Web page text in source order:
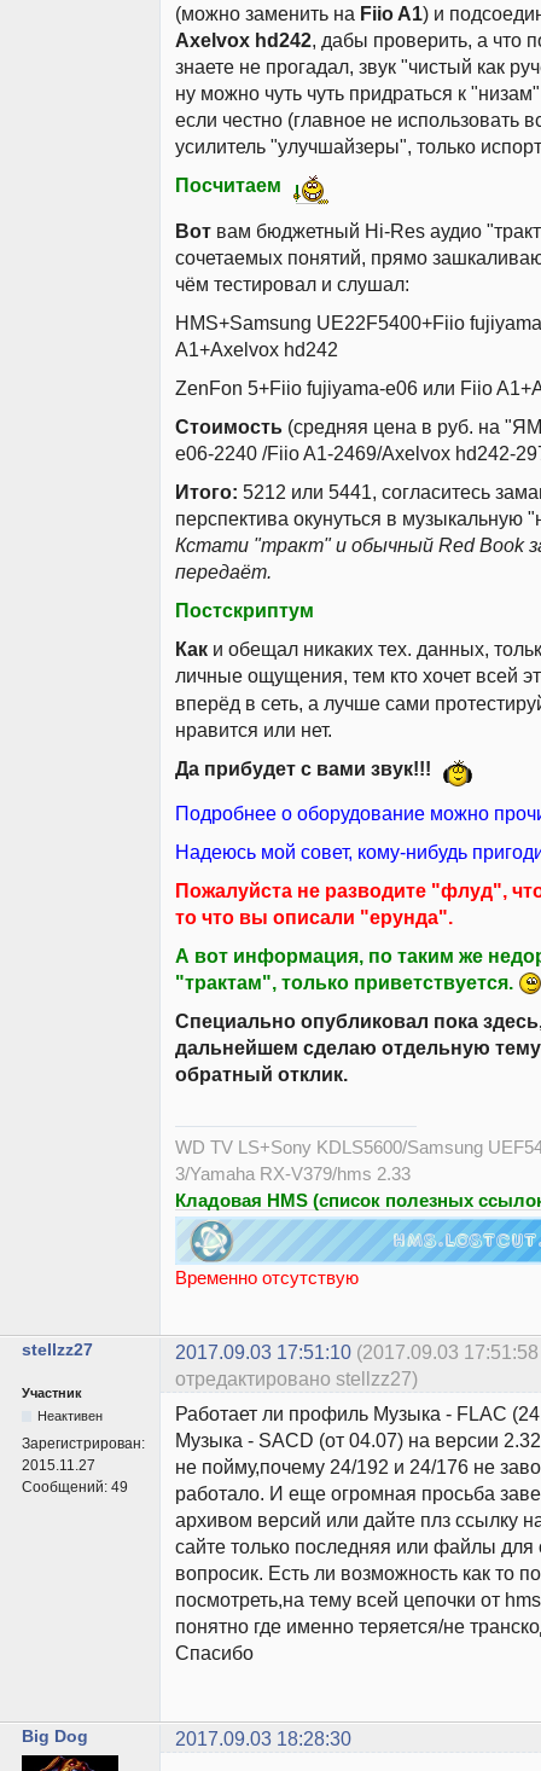
(можно заменить на Fiio A1) и
Axelvox hd242, дабы проверить, а что
знаете не прогадал, звук "чистый как
ну можно чуть чуть придраться к
если честно (главное не использовать
усилитель "улучшайзеры", только
Посчитаем
Вот вам бюджетный Hi-Res аудио
сочетаемых понятий, прямо
чём тестировал и слушал:
HMS+Samsung UE22F5400+Fiio
A1+Axelvox hd242
ZenFon 5+Fiio fujiyama-e06 или Fiio
Стоимость (средняя цена в руб. на
e06-2240 /Fiio A1-2469/Axelvox hd242-
Итого: 5212 или 5441, согласитесь
перспектива окунуться в музыкальную
Кстати "тракт" и обычный Red Book
передаёт.
Постскриптум
Как и обещал никаких тех. данных,
личные ощущения, тем кто хочет всей
вперёд в сеть, а лучше сами
нравится или нет.
Да прибудет с вами звук!!!
Подробнее о оборудование можно
Надеюсь мой совет, кому-нибудь
Пожалуйста не разводите "флуд",
то что вы описали "ерунда".
А вот информация, по таким же
"трактам", только приветствуется.
Специально опубликовал пока
дальнейшем сделаю отдельную
обратный отклик.
WD TV LS+Sony KDLS5600/Samsung
3/Yamaha RX-V379/hms 2.33
Кладовая HMS (список полезных
Временно отсутствую
stellzz27 2017.09.03 17:51:10 (2017.09.03 17:51:58
отредактировано stellzz27)
Участник
Неактивен
Зарегистрирован:
2015.11.27
Сообщений: 49
Работает ли профиль Музыка - FLAC
Музыка - SACD (от 04.07) на версии
не пойму,почему 24/192 и 24/176 не
работало. И еще огромная просьба
архивом версий или дайте плз ссылку
сайте только последняя или файлы
вопросик. Есть ли возможность как то
посмотреть,на тему всей цепочки от
понятно где именно теряется/не
Спасибо
Big Dog 2017.09.03 18:28:30